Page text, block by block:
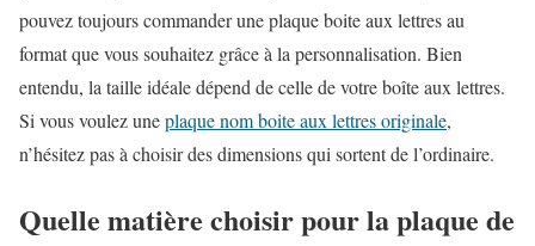
pouvez toujours commander une plaque boite aux lettres au
format que vous souhaitez grâce à la personnalisation. Bien
entendu, la taille idéale dépend de celle de votre boîte aux lettres.
Si vous voulez uneplaque nom boite aux lettres originale,
n’hésitez pas à choisir des dimensions qui sortent de l’ordinaire.
Quelle matière choisir pour la plaque de